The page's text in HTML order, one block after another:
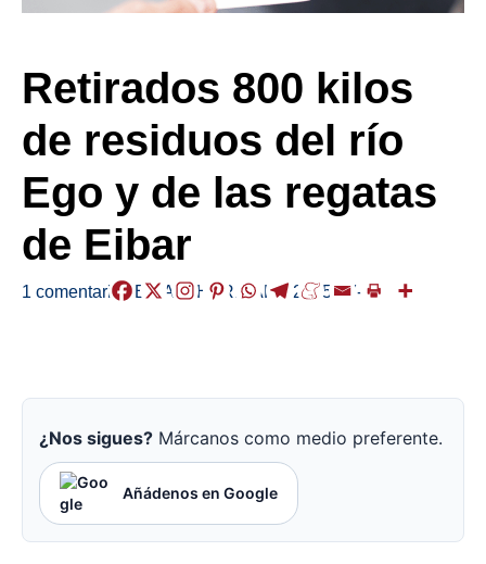
Retirados 800 kilos
de residuos del río
Ego y de las regatas
de Eibar
1 comentario /EIBAR,HERRIAK,/ 2025-07-23
¿Nos sigues? Márcanos como medio preferente.
Añádenos en Google